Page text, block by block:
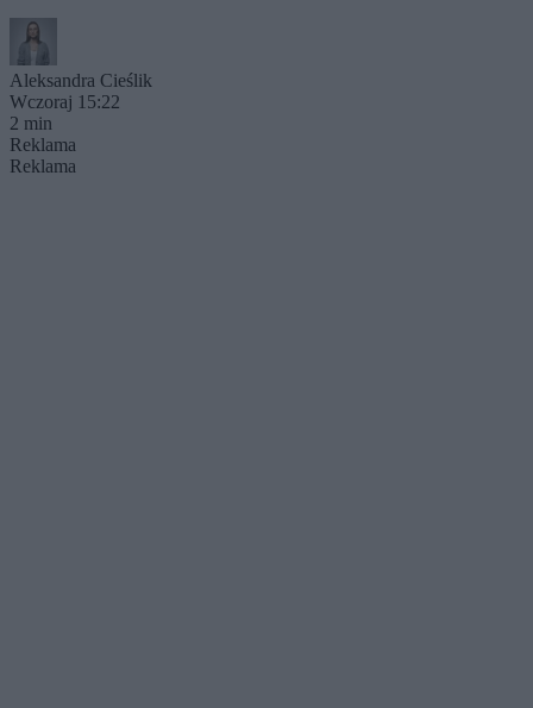
Aleksandra Cieślik
Wczoraj 15:22
2 min
Reklama
Reklama